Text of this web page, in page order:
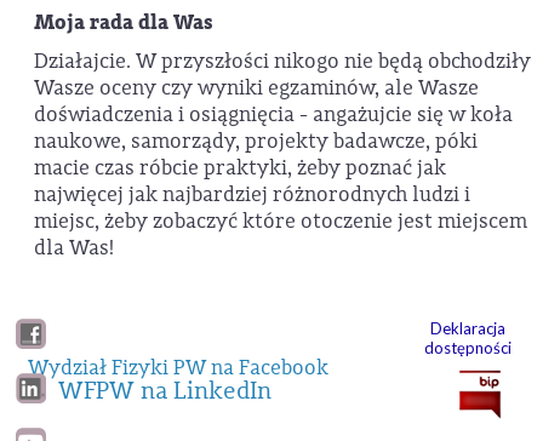
Moja rada dla Was
Działajcie. W przyszłości nikogo nie będą obchodziły
Wasze oceny czy wyniki egzaminów, ale Wasze
doświadczenia i osiągnięcia - angażujcie się w koła
naukowe, samorządy, projekty badawcze, póki
macie czas róbcie praktyki, żeby poznać jak
najwięcej jak najbardziej różnorodnych ludzi i
miejsc, żeby zobaczyć które otoczenie jest miejscem
dla Was!
Wydział Fizyki PW na Facebook
WFPW na LinkedIn
Deklaracja
dostępności